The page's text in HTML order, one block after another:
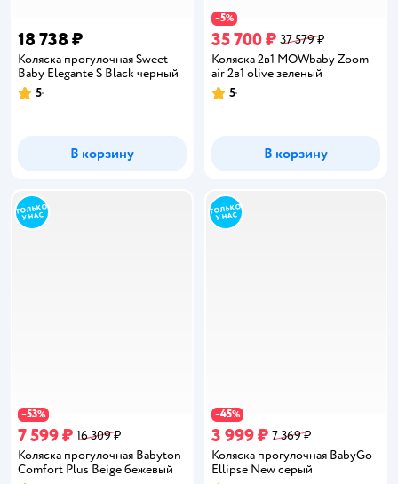
18 738 ₽
Коляска прогулочная Sweet
Baby Elegante S Black черный
Рейтинг:
5
В корзину
−5%
35 700 ₽ 37 579 ₽
Коляска 2в1 MOWbaby Zoom
air 2в1 olive зеленый
Рейтинг:
5
В корзину
−53%
7 599 ₽ 16 309 ₽
Коляска прогулочная Babyton
Comfort Plus Beige бежевый
−45%
3 999 ₽ 7 369 ₽
Коляска прогулочная BabyGo
Ellipse New серый